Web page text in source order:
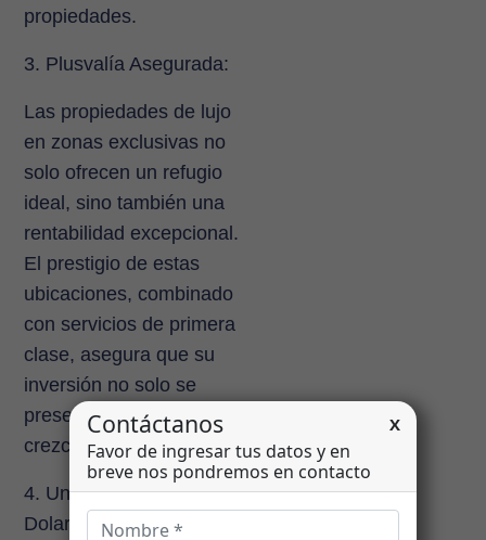
propiedades.
3. Plusvalía Asegurada:
Las propiedades de lujo
en zonas exclusivas no
solo ofrecen un refugio
ideal, sino también una
rentabilidad excepcional.
El prestigio de estas
ubicaciones, combinado
con servicios de primera
clase, asegura que su
inversión no solo se
preserve sino que
crezca.
4. Un Mercado
Dolarizado: